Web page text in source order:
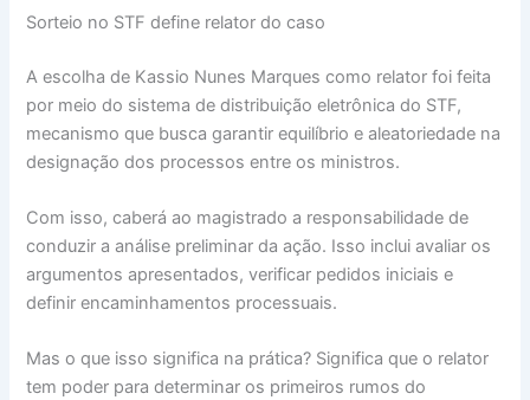
Sorteio no STF define relator do caso
A escolha de Kassio Nunes Marques como relator foi feita
por meio do sistema de distribuição eletrônica do STF,
mecanismo que busca garantir equilíbrio e aleatoriedade na
designação dos processos entre os ministros.
Com isso, caberá ao magistrado a responsabilidade de
conduzir a análise preliminar da ação. Isso inclui avaliar os
argumentos apresentados, verificar pedidos iniciais e
definir encaminhamentos processuais.
Mas o que isso significa na prática? Significa que o relator
tem poder para determinar os primeiros rumos do